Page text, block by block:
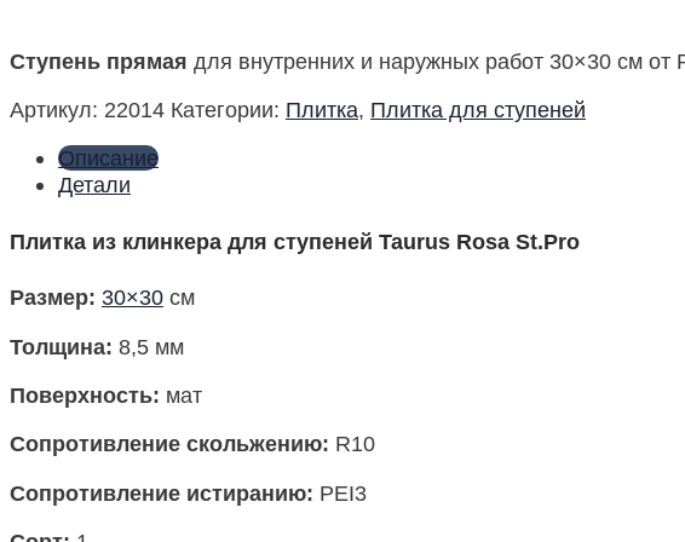
Ступень прямая для внутренних и наружных работ 30×30 см от
Артикул: 22014 Категории: Плитка, Плитка для ступеней
Описание
Детали
Плитка из клинкера для ступеней Taurus Rosa St.Pro
Размер: 30×30 см
Толщина: 8,5 мм
Поверхность: мат
Сопротивление скольжению: R10
Сопротивление истиранию: PEI3